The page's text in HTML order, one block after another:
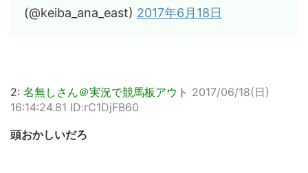
(@keiba_ana_east) 2017年6月18日
2: 名無しさん＠実況で競馬板アウト 2017/06/18(日)
16:14:24.81 ID:rC1DjFB60
頭おかしいだろ